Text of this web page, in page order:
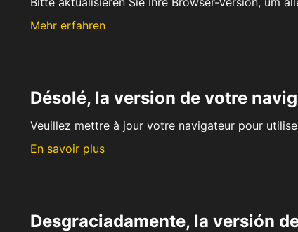
Mehr erfahren
Désolé, la version de votre
Veuillez mettre à jour votre navigateur pour
En savoir plus
Desgraciadamente, la versión